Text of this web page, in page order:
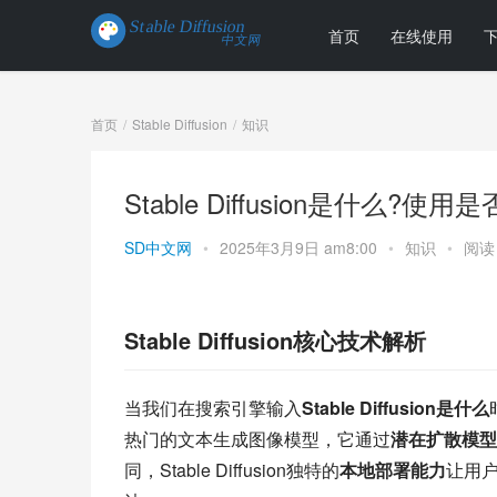
首页 在线使用
首页 Stable Diffusion 知识
Stable Diffusion是什么?使用是
SD中文网 • 2025年3月9日 am8:00 • 知识 • 阅
Stable Diffusion核心技术解析
当我们在搜索引擎输入Stable Diffusion是什么
热门的文本生成图像模型，它通过潜在扩散模型
同，Stable Diffusion独特的本地部署能力让用